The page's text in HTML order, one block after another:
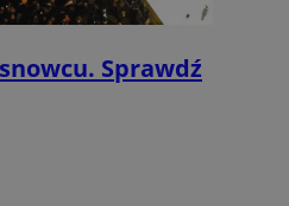
Sprawdź